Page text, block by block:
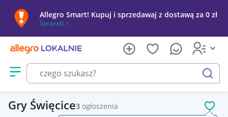
Allegro Smart! Kupuj i sprzedawaj z dostawą za 0 zł
Sprawdź »
Otwórz menu z kategoriami
szukaj
Gry Święcice3 ogłoszenia